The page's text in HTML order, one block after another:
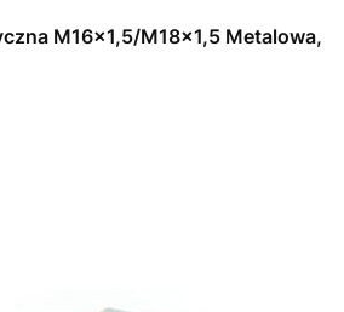
M16x1,5/M18x1,5 Metalowa,